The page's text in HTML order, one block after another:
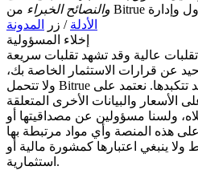
والنصائح الخبراء
الأدلة / زر
المدونة
إخلاء المسؤولية
عالية وقد تشهد تقلبات سريعة
عن قرارات الاستثمار الخاصة بك،
ولا تتحمل Bitrue أي مسؤولية عن أي خسائر قد تتكبدها. نعتمد على
والبيانات الأخرى المتعلقة
ولسنا مسؤولين عن مصداقيتها أو
هذه المنصة وأي مواد مرتبطة بها
ينبغي اعتبارها كمشورة مالية أو
استثمارية.